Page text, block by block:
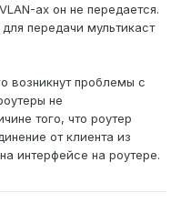
ах он не передается.
передачи мультикаст
возникнут проблемы с
не
того, что роутер
от клиента из
интерфейсе на роутере.